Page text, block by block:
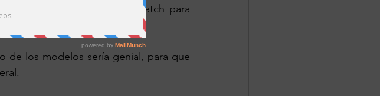
mundo tiene un Apple Watch para
de los modelos sería genial, para que